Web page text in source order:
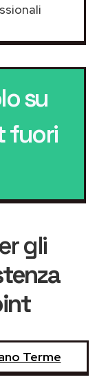
su
fuori
gli
Terme